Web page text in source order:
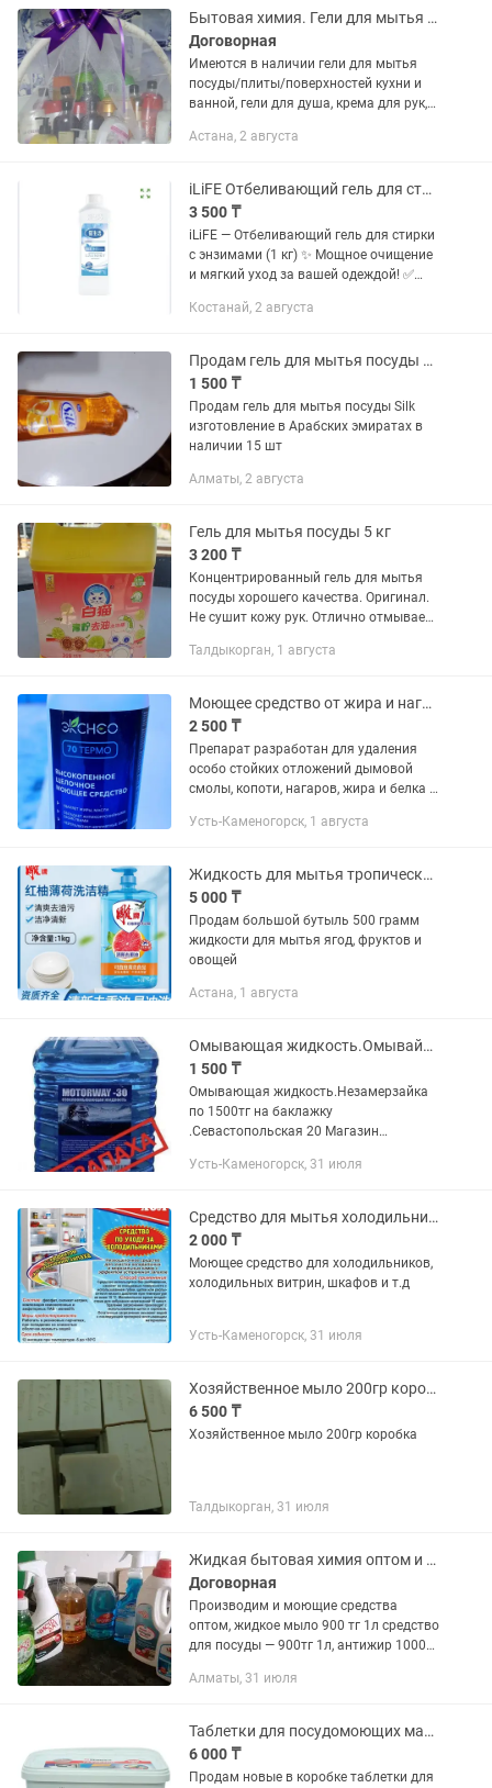
Бытовая химия. Гели для мытья посуды
Договорная
Имеются в наличии гели для мытья
посуды/плиты/поверхностей кухни и
ванной, гели для душа, крема для рук,
жидкое мыло, шампуни и т.д. (по
Астана, 2 августа
iLiFE Отбеливающий гель для стирки с энзимами (1 кг)
3 500 ₸
iLiFE — Отбеливающий гель для стирки
с энзимами (1 кг) ✨ Мощное очищение
и мягкий уход за вашей одеждой! ✅
Возвращает белизну без агрессивных
Костанай, 2 августа
Продам гель для мытья посуды Silk
1 500 ₸
Продам гель для мытья посуды Silk
изготовление в Арабских эмиратах в
наличии 15 шт
Алматы, 2 августа
Гель для мытья посуды 5 кг
3 200 ₸
Концентрированный гель для мытья
посуды хорошего качества. Оригинал.
Не сушит кожу рук. Отлично отмывает
фрукты. Объем 5 кг.
Талдыкорган, 1 августа
Моющее средство от жира и нагара ЭКСНЕР 70 термо
2 500 ₸
Препарат разработан для удаления
особо стойких отложений дымовой
смолы, копоти, нагаров, жира и белка с
изготовленных из нержавеющей стали,
Усть-Каменогорск, 1 августа
Жидкость для мытья тропических фруктов, ягод
5 000 ₸
Продам большой бутыль 500 грамм
жидкости для мытья ягод, фруктов и
овощей
Астана, 1 августа
Омывающая жидкость.Омывайка
1 500 ₸
Омывающая жидкость.Незамерзайка
по 1500тг на баклажку
.Севастопольская 20 Магазин
Усть-Каменогорск, 31 июля
Средство для мытья холодильников, холодильных витрин, шкафов
2 000 ₸
Моющее средство для холодильников,
холодильных витрин, шкафов и т.д
Усть-Каменогорск, 31 июля
Хозяйственное мыло 200гр коробка
6 500 ₸
Хозяйственное мыло 200гр коробка
Талдыкорган, 31 июля
Жидкая бытовая химия оптом и в розницу
Договорная
Производим и моющие средства
оптом, жидкое мыло 900 тг 1л средство
для посуды — 900тг 1л, антижир 1000
1200 тг 1литр, средство для прочистки
Алматы, 31 июля
Таблетки для посудомоющих машин Hansa 150шт
6 000 ₸
Продам новые в коробке таблетки для